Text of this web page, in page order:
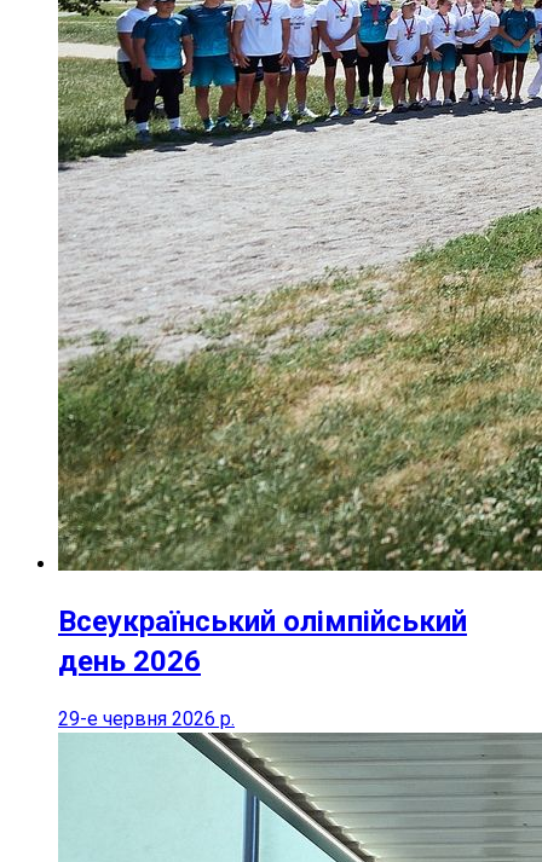
Всеукраїнський олімпійський
день 2026
29-е червня 2026 р.